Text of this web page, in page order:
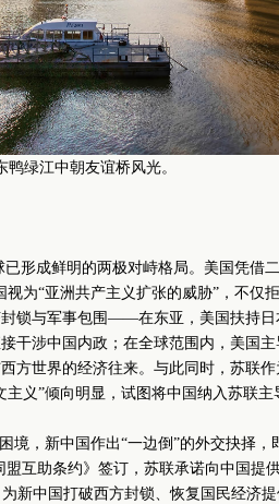
鸭绿江中朝友谊桥风光。
成鲜明的两极对峙格局。美国凭借二
为“亚洲共产主义扩张的威胁”，不仅
锁与军事包围——在东亚，美国扶持日
干涉中国内政；在全球范围内，美国主
方世界的经济往来。与此同时，苏联
主义”倾向明显，试图将中国纳入苏联
，新中国作出“一边倒”的外交抉择，
盟互助条约》签订，苏联承诺向中国提
新中国打破西方封锁、恢复国民经济提